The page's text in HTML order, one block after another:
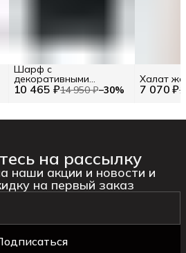
10 465 ₽14 950 ₽−30%
Шарф с
декоративными
элементами TWINSET 7 070 ₽
Халат
на рассылку
наши акции и новости и
на первый заказ